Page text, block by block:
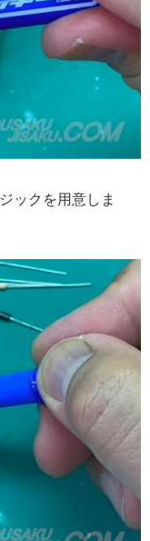
ックを用意しま